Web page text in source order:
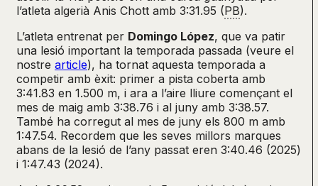
l’atleta algerià Anis Chott amb 3:31.95 (PB).
L’atleta entrenat per Domingo López, que va patir
una lesió important la temporada passada (veure el
nostre article), ha tornat aquesta temporada a
competir amb èxit: primer a pista coberta amb
3:41.83 en 1.500 m, i ara a l’aire lliure començant el
mes de maig amb 3:38.76 i al juny amb 3:38.57.
També ha corregut al mes de juny els 800 m amb
1:47.54. Recordem que les seves millors marques
abans de la lesió de l’any passat eren 3:40.46 (2025)
i 1:47.43 (2024).